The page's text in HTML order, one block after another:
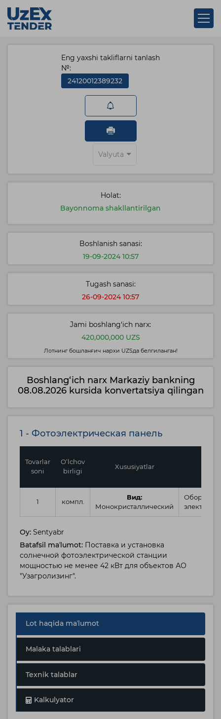
Eng yaxshi takliflarni tanlash
№:
24120012389232
Valyuta
Holat:
Bayonnoma shakllantirilgan
Boshlanish sanasi:
19-09-2024 10:57
Tugash sanasi:
26-09-2024 10:57
Jami boshlang‘ich narx:
420,000,000 UZS
Лотнинг бошланғич нархи UZSда белгиланган!
Boshlang‘ich narx Markaziy bankning
08.08.2026 kursida konvertatsiya qilingan
1 - Фотоэлектрическая панель
Tovarlar
soni
O‘lchov
birligi
Xususiyatlar
1 компл.
Вид:
Монокристаллический
Oy: Sentyabr
Batafsil maʼlumot: Поставка и установка
солнечной фотоэлектрической станции
мощностью не менее 42 кВт для объектов АО
"Узагролизинг".
Lot haqida maʼlumot
Malaka talablari
Texnik talablar
Kalkulyator